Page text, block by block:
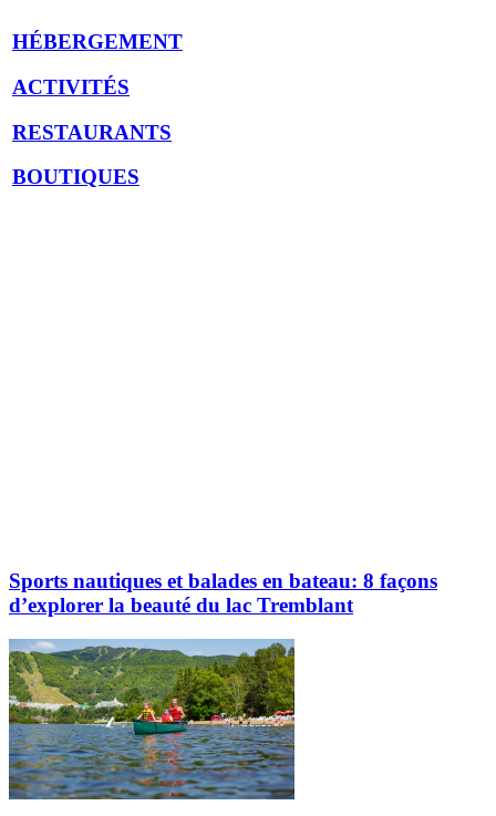
HÉBERGEMENT
ACTIVITÉS
RESTAURANTS
BOUTIQUES
Sports nautiques et balades en bateau: 8 façons
d’explorer la beauté du lac Tremblant